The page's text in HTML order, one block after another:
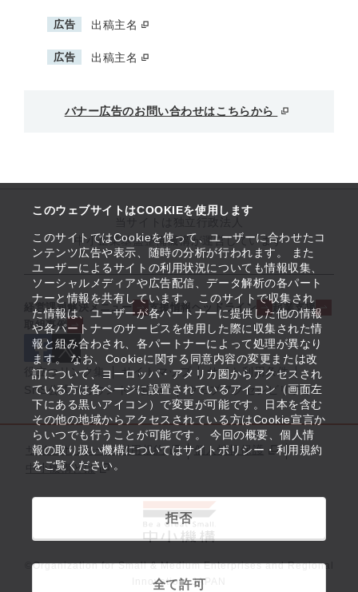
このウェブサイトはCOOKIEを使用します
このサイトではCookieを使って、ユーザーに合わせたコ
ンテンツ広告や表示、随時の分析が行われます。 また
ユーザーによるサイトの利用状況についても情報収集、
ソーシャルメディアや広告配信、データ解析の各パート
ナーと情報を共有しています。 このサイトで収集され
た情報は、ユーザーが各パートナーに提供した他の情報
や各パートナーのサービスを使用した際に収集された情
報と組み合わされ、各パートナーによって処理が異なり
ます。 なお、Cookieに関する同意内容の変更または改
訂について、ヨーロッパ・アメリカ圏からアクセスされ
ている方は各ページに設置されているアイコン（画面左
下にある黒いアイコン）で変更が可能です。日本を含む
その他の地域からアクセスされている方はCookie宣言か
らいつでも行うことが可能です。 今回の概要、個人情
報の取り扱い機構についてはサイトポリシー・利用規約
をご覧ください。
拒否
全て許可
広告 出稿主名
広告 出稿主名
バナー広告のお問い合わせはこちらから
中小企業基盤整備機構が運営しています
経営課題解決メニュー 支援情報ヘッドライン
起業支援
取組事例
役立つリンク集 サイトマップ
サイト利用条件
SNS公式アカウント一覧
ウェブアクセシビリティ
サイトポリシー・利用規約
個人情報保護
中小機構とは
©Organization for Small & Medium Enterprises and Regional
Innovation, JAPAN